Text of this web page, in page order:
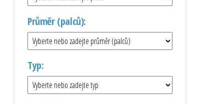
Průměr (palců):
Typ: